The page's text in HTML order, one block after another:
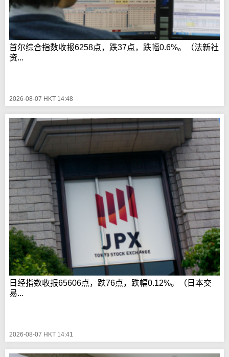
首尔综合指数收报6258点，跌37点，跌幅0.6%。（法新社
资...
2026-08-07 HKT 14:48
日经指数收报65606点，跌76点，跌幅0.12%。（日本交
易...
2026-08-07 HKT 14:41